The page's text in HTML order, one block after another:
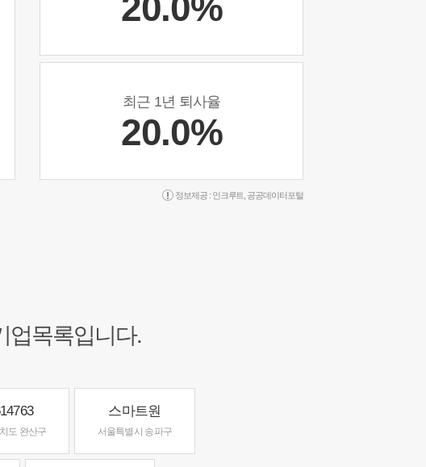
최근 1년 퇴사율
20.0%
정보제공 : 인크루트 공공데이터포털
업목록입니다.
도 완산구
스마트원
서울특별시 송파구